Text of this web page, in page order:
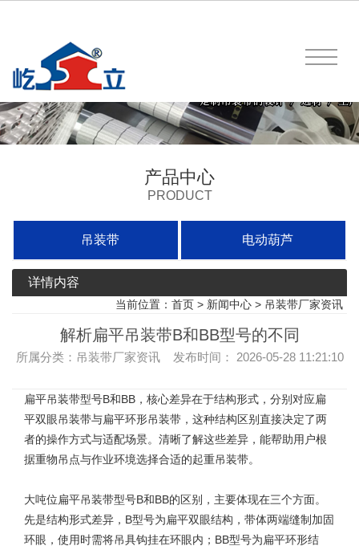
产品中心
PRODUCT
吊装带 电动葫芦
详情内容
当前位置： 首页 > 新闻中心 > 吊装带厂家资讯
解析扁平吊装带B和BB型号的不同
所属分类：吊装带厂家资讯 发布时间： 2026-05-28 11:21:10
扁平吊装带型号B和BB，核心差异在于结构形式，分别对应扁
平双眼吊装带与扁平环形吊装带，这种结构区别直接决定了两
者的操作方式与适配场景。清晰了解这些差异，能帮助用户根
据重物吊点与作业环境选择合适的起重吊装带。
大吨位扁平吊装带型号B和BB的区别，主要体现在三个方面。
先是结构形式差异，B型号为扁平双眼结构，带体两端缝制加固
环眼，使用时需将吊具钩挂在环眼内；BB型号为扁平环形结